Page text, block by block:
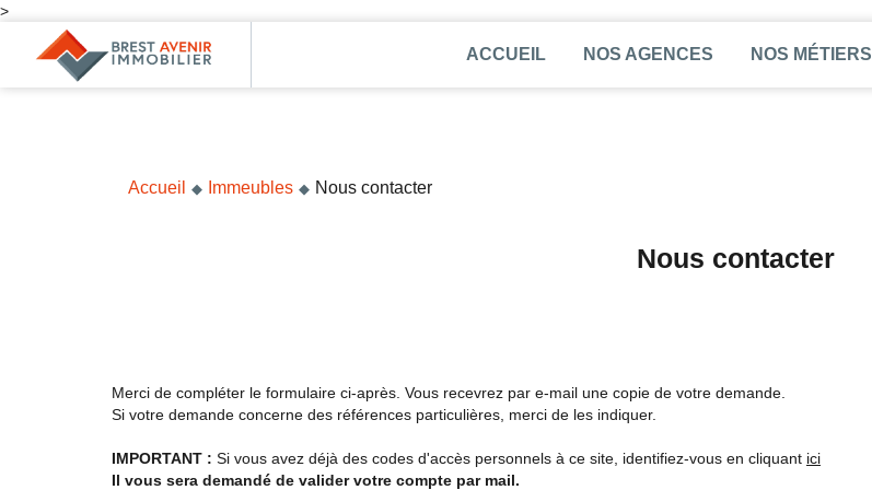
>
ACCUEIL NOS AGENCES NOS MÉTIERS
Accueil
Accueil Immeubles Nous contacter
Nous contacter
Merci de compléter le formulaire ci-après. Vous recevrez par e-mail une copie de votre demande.
Si votre demande concerne des références particulières, merci de les indiquer.
IMPORTANT : Si vous avez déjà des codes d'accès personnels à ce site, identifiez-vous en cliquant ici
Il vous sera demandé de valider votre compte par mail.